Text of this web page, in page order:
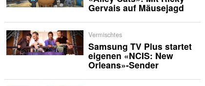
Gervais auf Mäusejagd
Vermischtes
Samsung TV Plus startet
eigenen «NCIS: New
Orleans»-Sender